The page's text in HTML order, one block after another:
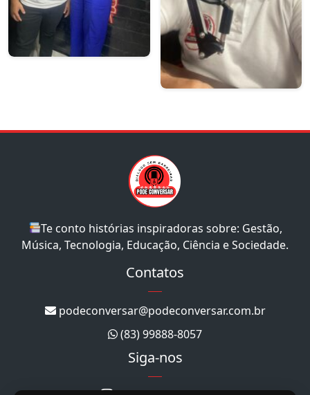
Te conto histórias inspiradoras sobre: Gestão,
Música, Tecnologia, Educação, Ciência e Sociedade.
Contatos
podeconversar@podeconversar.com.br
(83) 99888-8057
Siga-nos